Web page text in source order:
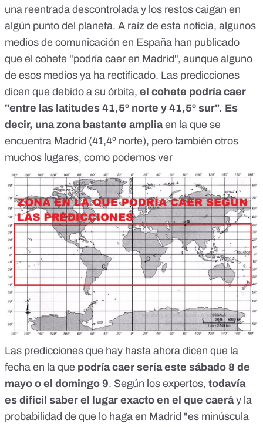
una reentrada descontrolada y los restos caigan en
algún punto del planeta. A raíz de esta noticia, algunos
medios de comunicación en España han publicado
que el cohete "podría caer en Madrid", aunque alguno
de esos medios ya ha rectificado. Las predicciones
dicen que debido a su órbita, el cohete podría caer
"entre las latitudes 41,5º norte y 41,5º sur". Es
decir, una zona bastante ampliaen la que se
encuentra Madrid (41,4º norte), pero también otros
muchos lugares, como podemos ver
Las predicciones que hay hasta ahora dicen que la
fecha en la que podría caer sería este sábado 8 de
mayo o el domingo 9. Según los expertos, todavía
es difícil saber el lugar exacto en el que caeráy la
probabilidad de que lo haga en Madrid "es minúscula